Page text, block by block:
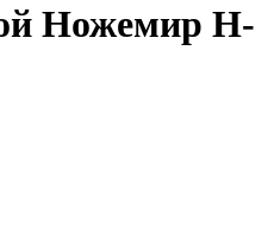
Ножемир H-